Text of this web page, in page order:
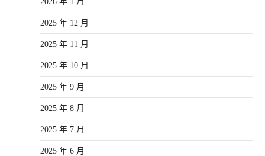
2025 年 12 月
2025 年 11 月
2025 年 10 月
2025 年 9 月
2025 年 8 月
2025 年 7 月
2025 年 6 月